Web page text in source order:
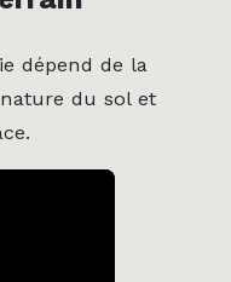
dépend de la
du sol et